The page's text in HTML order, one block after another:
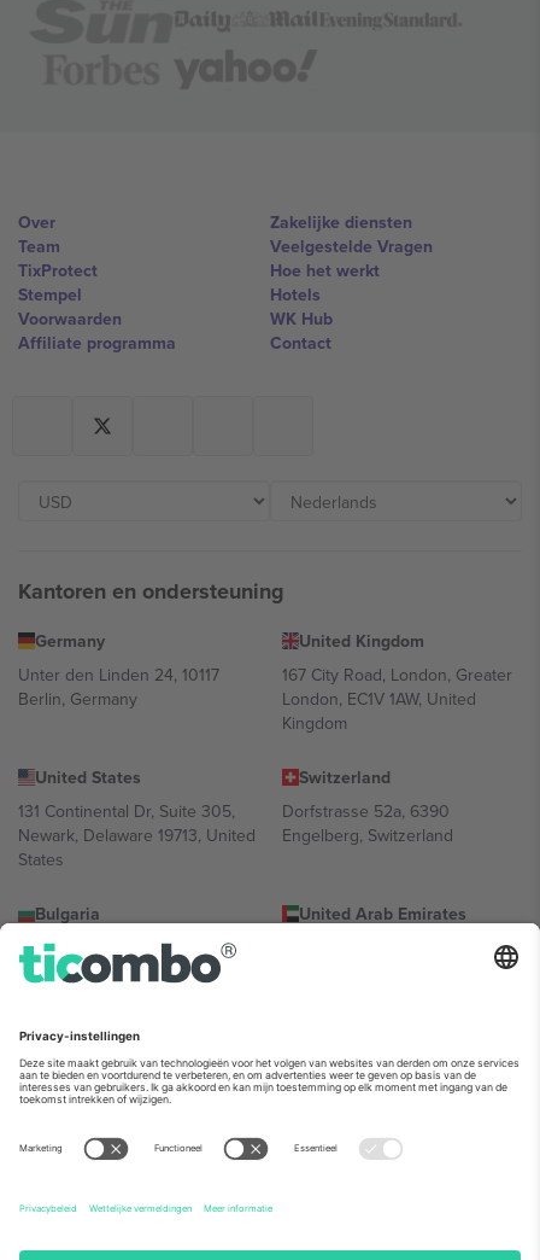
Over
Team
TixProtect
Stempel
Voorwaarden
Affiliate programma
Zakelijke diensten
Veelgestelde Vragen
Hoe het werkt
Hotels
WK Hub
Contact
Kantoren en ondersteuning
Germany
Unter den Linden 24, 10117
Berlin, Germany
United Kingdom
167 City Road, London, Greater
London, EC1V 1AW, United
Kingdom
United States
131 Continental Dr, Suite 305,
Newark, Delaware 19713, United
States
Switzerland
Dorfstrasse 52a, 6390
Engelberg, Switzerland
Bulgaria
Regus Sofia City West, bul
Totleben 53-55, 1606 Sofia,
United Arab Emirates
UAE Dubai Silicon Oasis, DDP
Building A1, Office 302, Dubai,
Mexico
Av Chapultepec 360, Roma
Norte, Cuauhtémoc, 06700
Ciudad de México, CDMX,
Mexico
De juridische entiteit van de aanbieder van het platform kan
domein. Kijk voor meer informatie op de specifieke pagina van het